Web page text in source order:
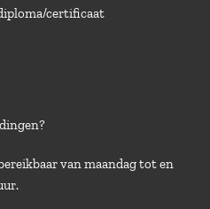
certificaat
van maandag tot en